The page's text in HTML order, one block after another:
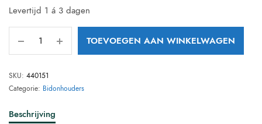
Levertijd 1 á 3 dagen
TOEVOEGEN AAN WINKELWAGEN
SKU: 440151
Categorie: Bidonhouders
Beschrijving